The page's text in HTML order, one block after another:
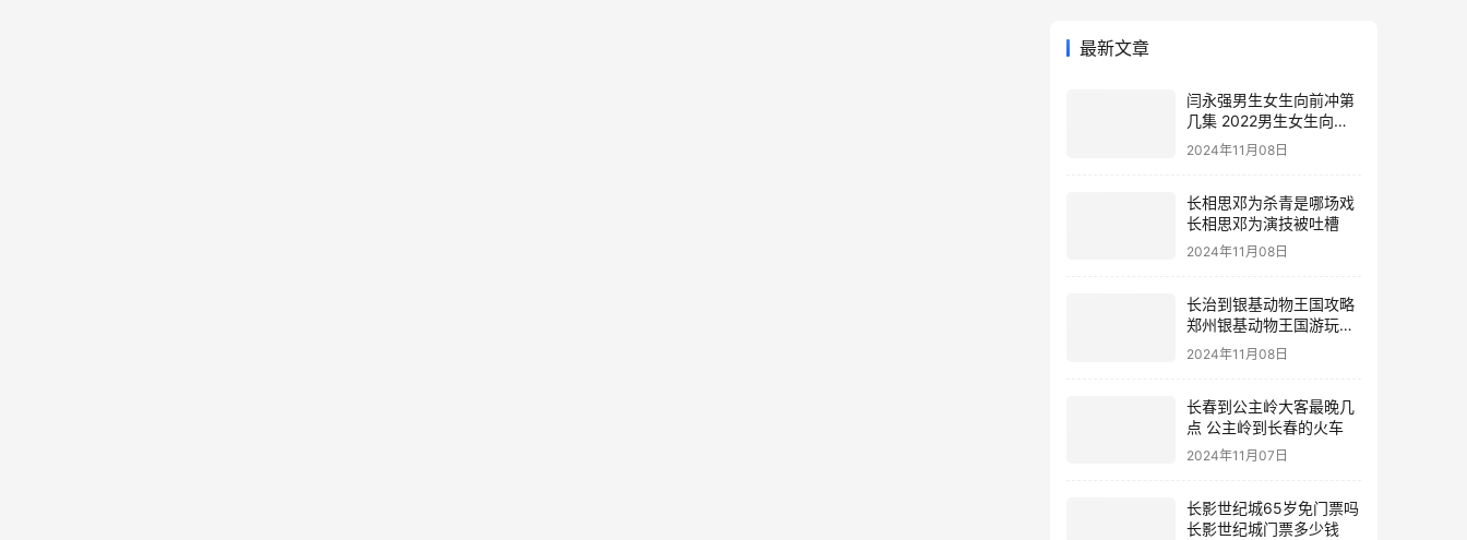
最新文章
闫永强男生女生向前冲第
几集 2022男生女生向前
冲报名通道
2024年11月08日
长相思邓为杀青是哪场戏
长相思邓为演技被吐槽
2024年11月08日
长治到银基动物王国攻略
郑州银基动物王国游玩攻
略
2024年11月08日
长春到公主岭大客最晚几
点 公主岭到长春的火车
2024年11月07日
长影世纪城65岁免门票吗
长影世纪城门票多少钱